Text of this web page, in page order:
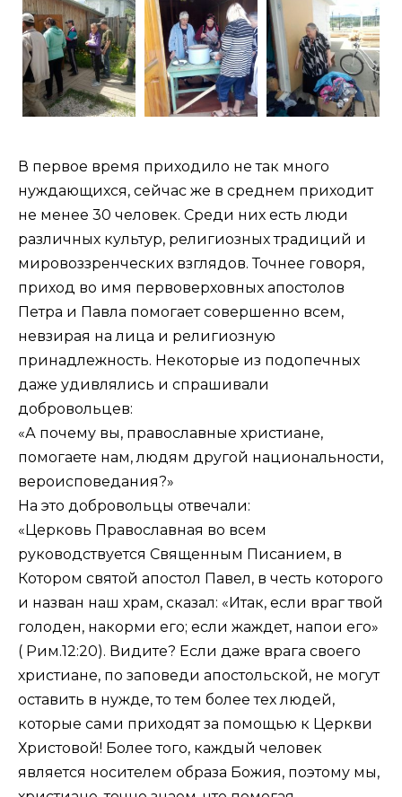
В первое время приходило не так много
нуждающихся, сейчас же в среднем приходит
не менее 30 человек. Среди них есть люди
различных культур, религиозных традиций и
мировоззренческих взглядов. Точнее говоря,
приход во имя первоверховных апостолов
Петра и Павла помогает совершенно всем,
невзирая на лица и религиозную
принадлежность. Некоторые из подопечных
даже удивлялись и спрашивали
добровольцев:
«А почему вы, православные христиане,
помогаете нам, людям другой национальности,
вероисповедания?»
На это добровольцы отвечали:
«Церковь Православная во всем
руководствуется Священным Писанием, в
Котором святой апостол Павел, в честь которого
и назван наш храм, сказал: «Итак, если враг твой
голоден, накорми его; если жаждет, напои его»
( Рим.12:20). Видите? Если даже врага своего
христиане, по заповеди апостольской, не могут
оставить в нужде, то тем более тех людей,
которые сами приходят за помощью к Церкви
Христовой! Более того, каждый человек
является носителем образа Божия, поэтому мы,